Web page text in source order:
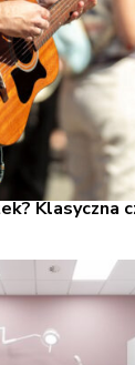
Klasyczna